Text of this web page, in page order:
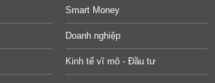
Smart Money
Doanh nghiệp
Kinh tế vĩ mô - Đầu tư